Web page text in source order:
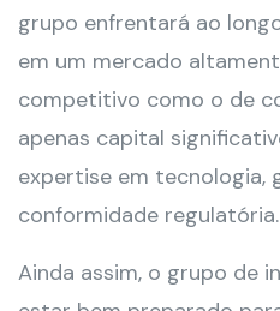
grupo enfrentará ao
em um mercado
competitivo como o de
apenas capital
expertise em tecnologia,
conformidade regulatória.
Ainda assim, o grupo de